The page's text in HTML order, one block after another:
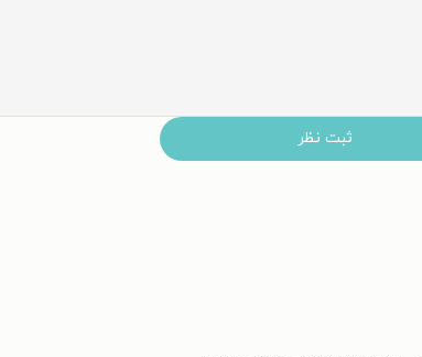
ثبت نظر